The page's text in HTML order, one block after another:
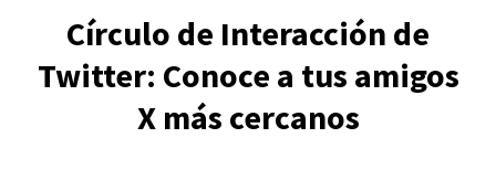
Círculo de Interacción de
Twitter: Conoce a tus amigos
X más cercanos